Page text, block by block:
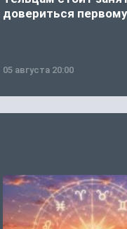
довериться
05 августа 20:00